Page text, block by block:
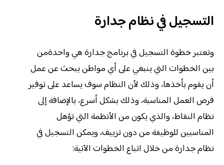
التسجيل في نظام جدارة
وتعتبر خطوة التسجيل في برنامج جدارة هي واحدةمن
بين الخطوات التي ينبغي على أي مواطن يبحث عن عمل
أن يقوم بأخذها، وذلك لأن النظام سوف يساعد على توفير
فرص العمل المناسبة، وذلك بشكل أسرع، بالإضافة إلى
نظام النقاط، والذي يكون من الأنظمة التي تؤهل
المناسبين للوظيفة من دون تزييف، ويمكن التسجيل في
نظام جدارة من خلال اتباع الخطوات الآتية: